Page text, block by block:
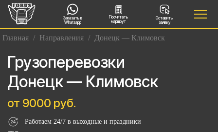
Заказать в
Whatsapp
Посчитать
маршрут
Оставить
заявку
Главная / Направления / Донецк — Климовск
Грузоперевозки
Донецк — Климовск
от 9000 руб.
Работаем 24/7 в выходные и праздники